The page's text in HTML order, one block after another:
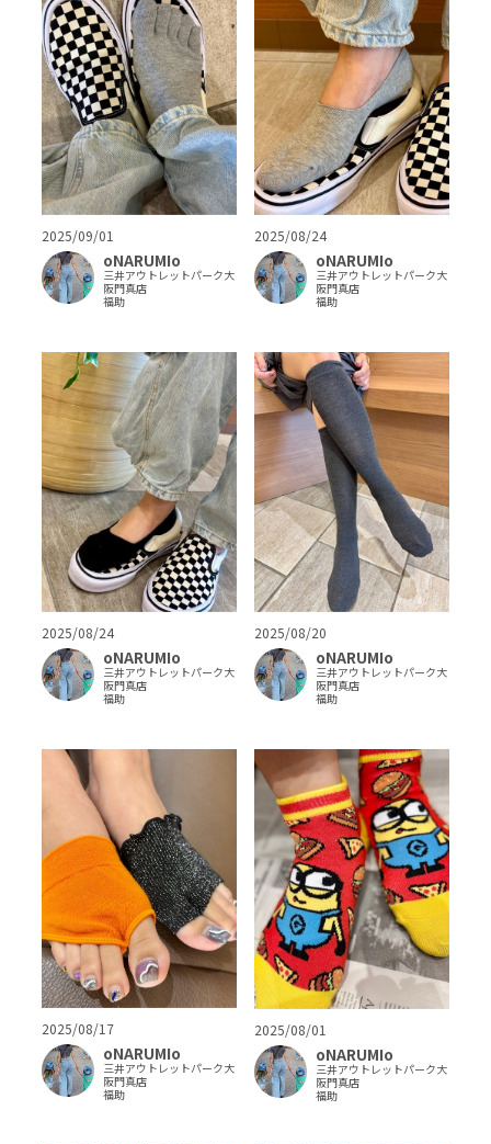
2025/09/01
oNARUMIo
三井アウトレットパーク大
阪門真店
福助
2025/08/24
oNARUMIo
三井アウトレットパーク大
阪門真店
福助
2025/08/24
oNARUMIo
三井アウトレットパーク大
阪門真店
福助
2025/08/20
oNARUMIo
三井アウトレットパーク大
阪門真店
福助
2025/08/17
oNARUMIo
三井アウトレットパーク大
阪門真店
福助
2025/08/01
oNARUMIo
三井アウトレットパーク大
阪門真店
福助